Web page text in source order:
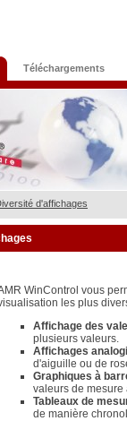
Téléchargements
d'affichages
WinControl vous
les plus
Affichage des
plusieurs valeurs.
Affichages
d'aiguille ou de
Graphiques à
valeurs de mesure
Tableaux de
de manière